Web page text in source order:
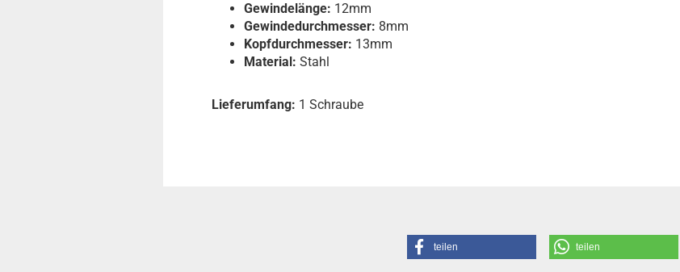
Gewindelänge: 12mm
Gewindedurchmesser: 8mm
Kopfdurchmesser: 13mm
Material: Stahl
Lieferumfang: 1 Schraube
teilen teilen